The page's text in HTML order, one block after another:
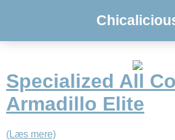
Specialized All
Armadillo Elite
(Læs mere)